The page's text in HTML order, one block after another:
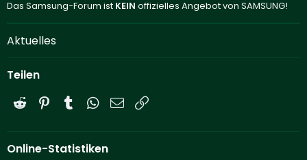
Das Samsung-Forum ist KEIN offizielles Angebot von SAMSUNG!
Aktuelles
Teilen
Reddit PinterestTumblrWhatsApp
E-Mail
Online-Statistiken